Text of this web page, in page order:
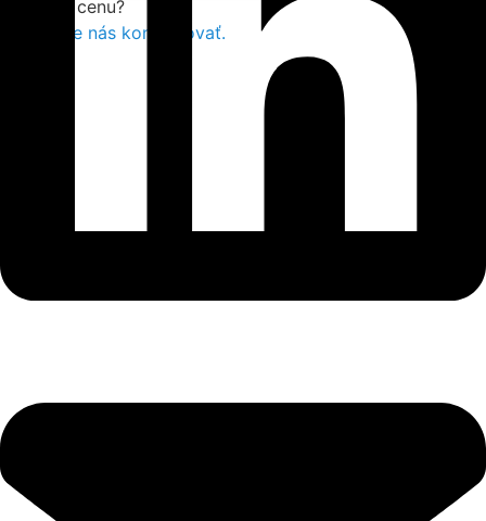
za nižšiu cenu?
Neváhajte nás kontaktovať.